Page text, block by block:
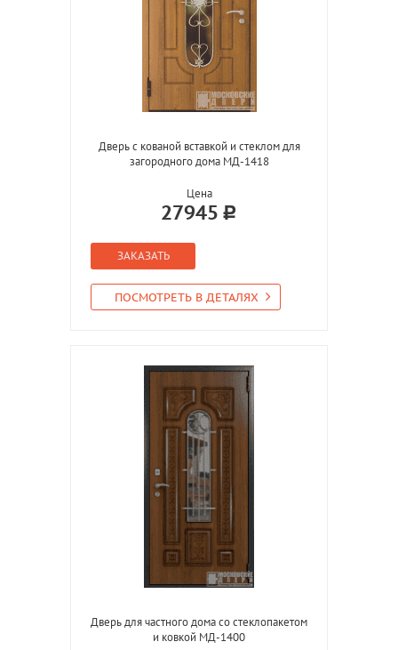
Дверь с кованой вставкой и стеклом для
загородного дома МД-1418
Цена
27945
ЗАКАЗАТЬ
ПОСМОТРЕТЬ В ДЕТАЛЯХ
Дверь для частного дома со стеклопакетом
и ковкой МД-1400